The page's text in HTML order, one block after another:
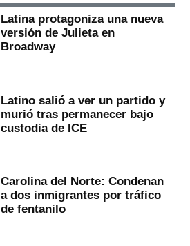
Latina protagoniza una nueva
versión de Julieta en
Broadway
Latino salió a ver un partido y
murió tras permanecer bajo
custodia de ICE
Carolina del Norte: Condenan
a dos inmigrantes por tráfico
de fentanilo